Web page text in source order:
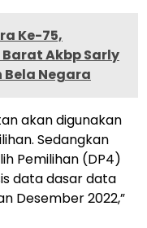
Ke-75,
Akbp Sarly
Negara
akan digunakan
Sedangkan
Pemilihan (DP4)
data dasar data
Desember 2022,”